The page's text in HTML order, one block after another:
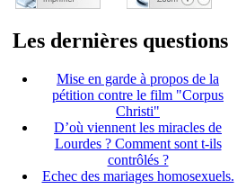
Les dernières questions
Mise en garde à propos de la
pétition contre le film "Corpus
Christi"
D’où viennent les miracles de
Lourdes ? Comment sont t-ils
contrôlés ?
Echec des mariages homosexuels.